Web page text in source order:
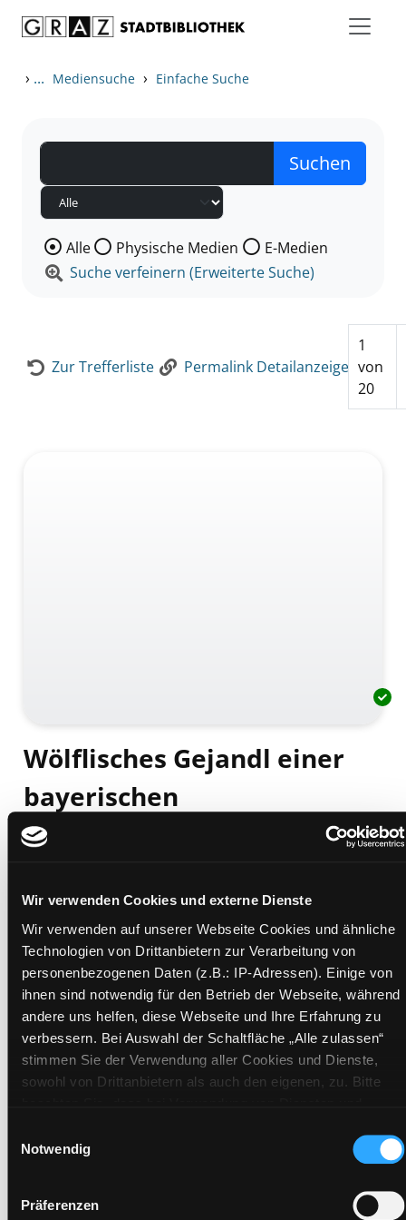
Wir verwenden Cookies und externe Dienste
Wir verwenden auf unserer Webseite Cookies und ähnliche
Technologien von Drittanbietern zur Verarbeitung von
personenbezogenen Daten (z.B.: IP-Adressen). Einige von
ihnen sind notwendig für den Betrieb der Webseite, während
andere uns helfen, diese Webseite und Ihre Erfahrung zu
verbessern. Bei Auswahl der Schaltfläche „Alle zulassen“
stimmen Sie der Verwendung aller Cookies und Dienste,
sowohl von Drittanbietern als auch den eigenen, zu. Bitte
unsicheren Drittländern (Länder außerhalb des EWR ohne
adäquates Datenschutzniveau) stattfinden kann. In diesem
Zusammenhang können aktuell Risiken für Betroffene nicht
vollständig ausgeschlossen werden. Eine Verarbeitung
Notwendig
Präferenzen
› ... Mediensuche › Einfache Suche
Wählen Sie die Medienart nach der Sie suchen wollen.
Alle Physische Medien
E-Medien
Suche verfeinern (Erweiterte Suche)
Zur Trefferliste Permalink Detailanzeige
1
von
20
Wölflisches Gejandl einer
bayerischen
Schwittersmutter
Verfasser:Suche nach diesem Verfasser
Berger, Wolfram
Mehr Informationen ein-/ausblenden
Exemplare
Zweigstelle:
Nord - Geidorf
Status:
Mediengruppe: